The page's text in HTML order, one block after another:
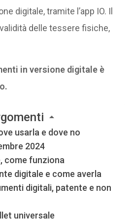
digitale, tramite l’app IO. Il
delle tessere fisiche,
in versione digitale è
usarla e dove no
2024
come funziona
digitale e come averla
digitali, patente e non
universale